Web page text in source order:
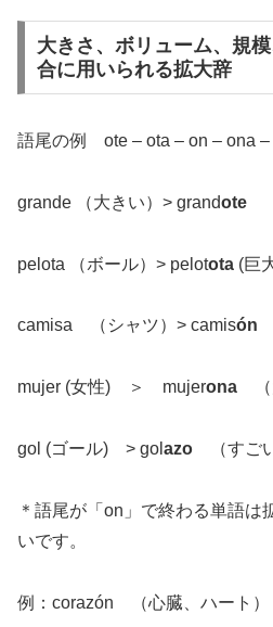
大きさ、ボリューム、規
合に用いられる拡大辞
語尾の例 ote – ota – on – ona –
grande （大きい）> grandote
pelota （ボール）> pelotota (巨
camisa （シャツ）> camisón
mujer (女性) ＞ mujerona （
gol (ゴール) > gol azo （すご
＊語尾が「on」で終わる単語は
いです。
例：corazón （心臓、ハート）